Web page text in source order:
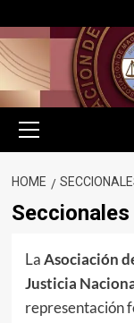
to
content
Menu
HOME
Seccionales
LaAsociación
Justicia
representación